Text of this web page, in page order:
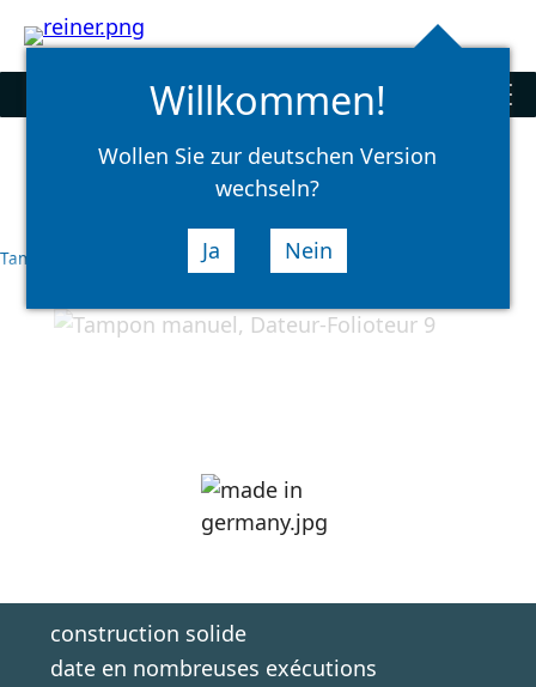
Rechercher
select
language
Tampons Tampons manuels Dateurs et Folioteurs
construction solide
date en nombreuses exécutions
Willkommen!
Wollen Sie zur deutschen Version
wechseln?
Ja Nein